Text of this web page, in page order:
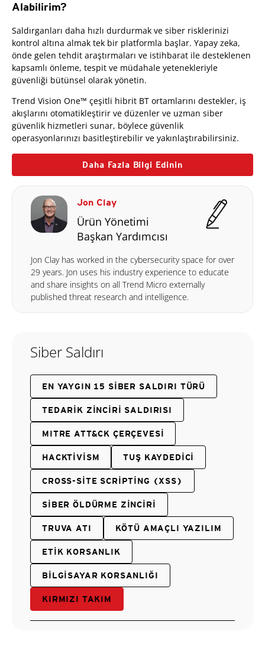
Alabilirim?
Saldırganları daha hızlı durdurmak ve siber risklerinizi
kontrol altına almak tek bir platformla başlar. Yapay zeka,
önde gelen tehdit araştırmaları ve istihbarat ile desteklenen
kapsamlı önleme, tespit ve müdahale yetenekleriyle
güvenliği bütünsel olarak yönetin.
Trend Vision One™ çeşitli hibrit BT ortamlarını destekler, iş
akışlarını otomatikleştirir ve düzenler ve uzman siber
güvenlik hizmetleri sunar, böylece güvenlik
operasyonlarınızı basitleştirebilir ve yakınlaştırabilirsiniz.
Daha Fazla Bilgi Edinin
Jon Clay
Ürün Yönetimi
Başkan Yardımcısı
Jon Clay has worked in the cybersecurity space for over
29 years. Jon uses his industry experience to educate
and share insights on all Trend Micro externally
published threat research and intelligence.
Siber Saldırı
EN YAYGIN 15 SIBER SALDIRI TÜRÜ
TEDARIK ZINCIRI SALDIRISI
MITRE ATT&CK ÇERÇEVESI
HACKTIVISM TUŞ KAYDEDICI
CROSS-SITE SCRIPTING (XSS)
SIBER ÖLDÜRME ZINCIRI
TRUVA ATI KÖTÜ AMAÇLI YAZILIM
ETIK KORSANLIK
BILGISAYAR KORSANLIĞI
KIRMIZI TAKIM